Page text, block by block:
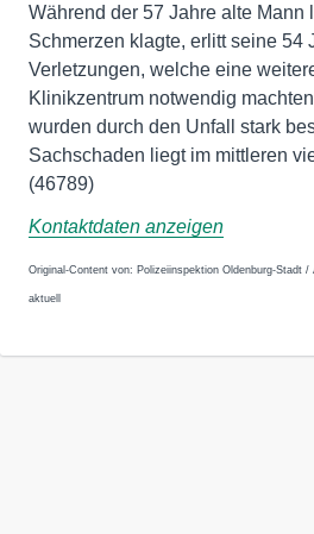
Während der 57 Jahre alte Mann
Schmerzen klagte, erlitt seine 54
Verletzungen, welche eine
Klinikzentrum notwendig
wurden durch den Unfall stark
Sachschaden liegt im mittleren
(46789)
Kontaktdaten anzeigen
Original-Content von: Polizeiinspektion Oldenburg-Stadt
aktuell